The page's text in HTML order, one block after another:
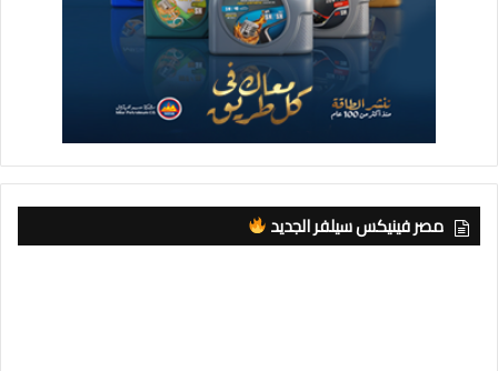
مصر فينيكس سيلفر الجديد